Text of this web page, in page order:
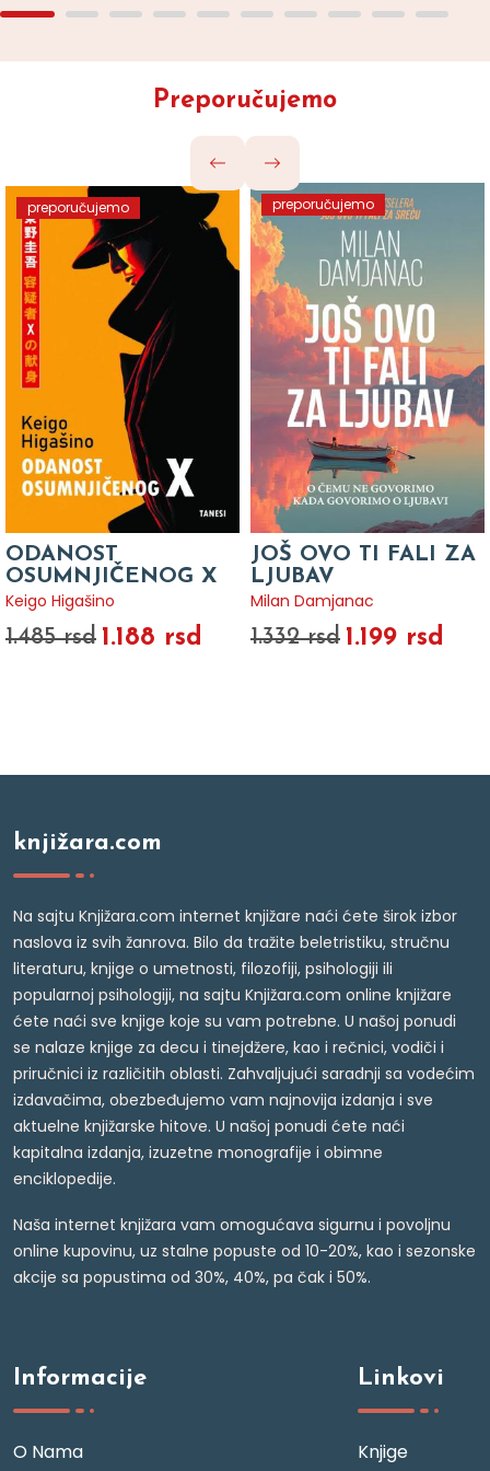
Preporučujemo
preporučujemo
ODANOST
OSUMNJIČENOG X
Keigo Higašino
1.485 rsd 1.188 rsd
preporučujemo
JOŠ OVO TI FALI ZA
LJUBAV
Milan Damjanac
1.332 rsd 1.199 rsd
knjižara.com
Na sajtu Knjižara.com internet knjižare naći ćete širok izbor
naslova iz svih žanrova. Bilo da tražite beletristiku, stručnu
literaturu, knjige o umetnosti, filozofiji, psihologiji ili
popularnoj psihologiji, na sajtu Knjižara.com online knjižare
ćete naći sve knjige koje su vam potrebne. U našoj ponudi
se nalaze knjige za decu i tinejdžere, kao i rečnici, vodiči i
priručnici iz različitih oblasti. Zahvaljujući saradnji sa vodećim
izdavačima, obezbeđujemo vam najnovija izdanja i sve
aktuelne knjižarske hitove. U našoj ponudi ćete naći
kapitalna izdanja, izuzetne monografije i obimne
enciklopedije.
Naša internet knjižara vam omogućava sigurnu i povoljnu
online kupovinu, uz stalne popuste od 10-20%, kao i sezonske
akcije sa popustima od 30%, 40%, pa čak i 50%.
Informacije
O Nama
Linkovi
Knjige